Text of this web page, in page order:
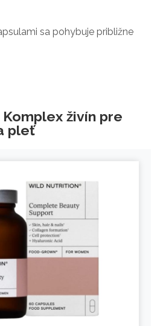
sa pohybuje približne
živín pre
pleť